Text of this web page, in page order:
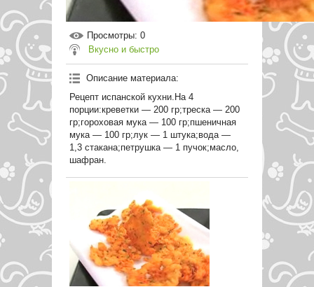
Просмотры: 0
Вкусно и быстро
Описание материала:
Рецепт испанской кухни.На 4
порции:креветки — 200 гр;треска — 200
гр;гороховая мука — 100 гр;пшеничная
мука — 100 гр;лук — 1 штука;вода —
1,3 стакана;петрушка — 1 пучок;масло,
шафран.